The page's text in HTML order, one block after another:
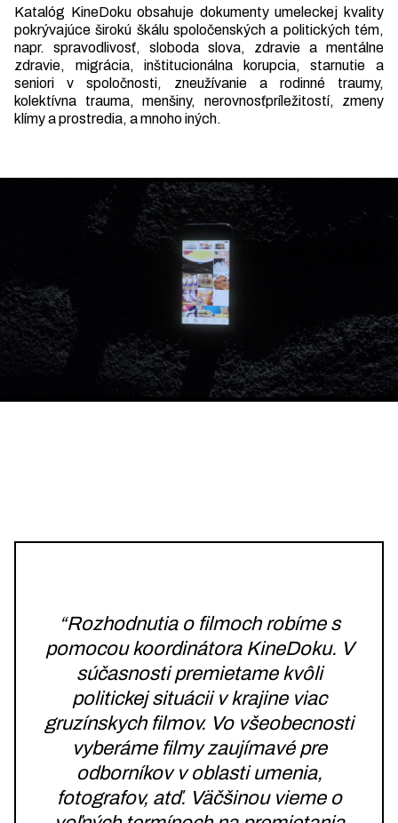
Katalóg KineDoku obsahuje dokumenty umeleckej kvality
pokrývajúce širokú škálu spoločenských a politických tém,
napr. spravodlivosť, sloboda slova, zdravie a mentálne
zdravie, migrácia, inštitucionálna korupcia, starnutie a
seniori v spoločnosti, zneužívanie a rodinné traumy,
kolektívna trauma, menšiny, nerovnosťpríležitostí, zmeny
klímy a prostredia, a mnoho iných.
“Rozhodnutia o filmoch robíme s
pomocou koordinátora KineDoku. V
súčasnosti premietame kvôli
politickej situácii v krajine viac
gruzínskych filmov. Vo všeobecnosti
vyberáme filmy zaujímavé pre
odborníkov v oblasti umenia,
fotografov, atď. Väčšinou vieme o